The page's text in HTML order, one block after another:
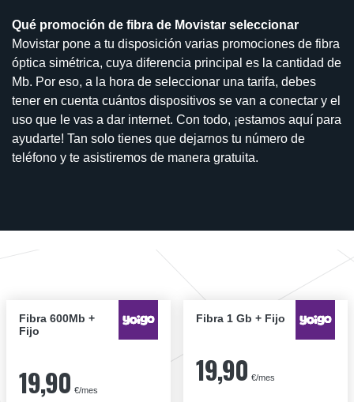
Qué promoción de fibra de Movistar seleccionar
Movistar pone a tu disposición varias promociones de fibra
óptica simétrica, cuya diferencia principal es la cantidad de
Mb. Por eso, a la hora de seleccionar una tarifa, debes
tener en cuenta cuántos dispositivos se van a conectar y el
uso que le vas a dar internet. Con todo, ¡estamos aquí para
ayudarte! Tan solo tienes que dejarnos tu número de
teléfono y te asistiremos de manera gratuita.
Fibra 600Mb +
Fijo
19,90 €/mes
Fibra 1 Gb + Fijo
19,90 €/mes